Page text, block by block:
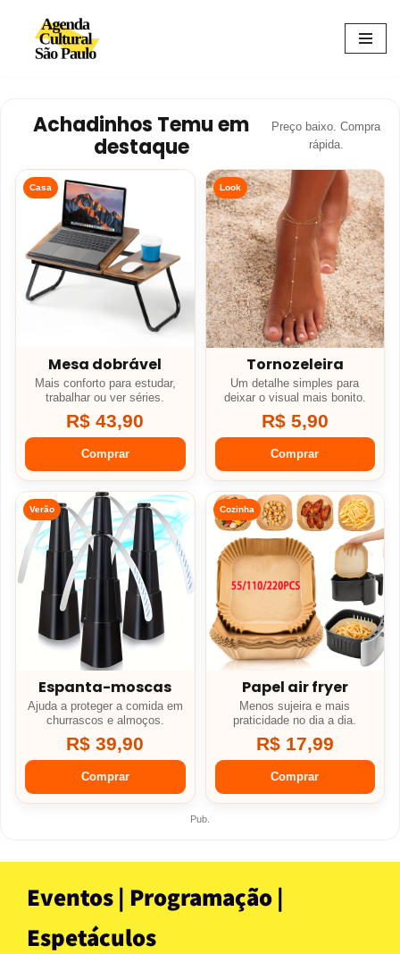
Avançar
Achadinhos Temu em
destaque
Preço baixo. Compra
rápida.
Casa
Mesa dobrável
Mais conforto para estudar,
trabalhar ou ver séries.
R$ 43,90
Comprar
Look
Tornozeleira
Um detalhe simples para
deixar o visual mais bonito.
R$ 5,90
Comprar
Verão
Espanta-moscas
Ajuda a proteger a comida em
churrascos e almoços.
R$ 39,90
Comprar
Cozinha
Papel air fryer
Menos sujeira e mais
praticidade no dia a dia.
R$ 17,99
Comprar
Pub.
Eventos | Programação |
Espetáculos